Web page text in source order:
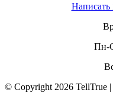
Написать
Пн-
© Copyright 2026 TellTrue